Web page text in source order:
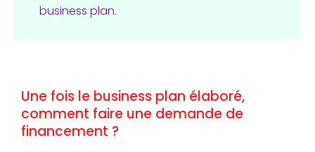
business plan.
Une fois le business plan élaboré,
comment faire une demande de
financement ?